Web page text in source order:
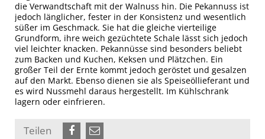
die Verwandtschaft mit der Walnuss hin. Die Pekannuss ist
jedoch länglicher, fester in der Konsistenz und wesentlich
süßer im Geschmack. Sie hat die gleiche vierteilige
Grundform, ihre weich gezüchtete Schale lässt sich jedoch
viel leichter knacken. Pekannüsse sind besonders beliebt
zum Backen und Kuchen, Keksen und Plätzchen. Ein
großer Teil der Ernte kommt jedoch geröstet und gesalzen
auf den Markt. Ebenso dienen sie als Speiseöllieferant und
es wird Nussmehl daraus hergestellt. Im Kühlschrank
lagern oder einfrieren.
Teilen